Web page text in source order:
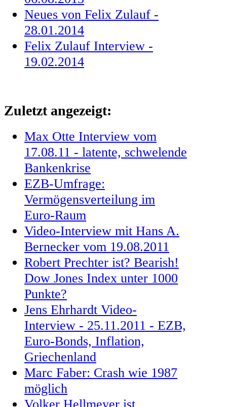
Neues von Felix Zulauf -
28.01.2014
Felix Zulauf Interview -
19.02.2014
Zuletzt angezeigt:
Max Otte Interview vom
17.08.11 - latente, schwelende
Bankenkrise
EZB-Umfrage:
Vermögensverteilung im
Euro-Raum
Video-Interview mit Hans A.
Bernecker vom 19.08.2011
Robert Prechter ist? Bearish!
Dow Jones Index unter 1000
Punkte?
Jens Ehrhardt Video-
Interview - 25.11.2011 - EZB,
Euro-Bonds, Inflation,
Griechenland
Marc Faber: Crash wie 1987
möglich